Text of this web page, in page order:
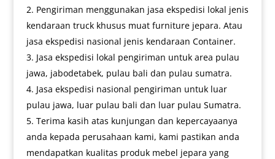
Pengiriman menggunakan jasa ekspedisi lokal jenis
kendaraan truck khusus muat furniture jepara. Atau
jasa ekspedisi nasional jenis kendaraan Container.
Jasa ekspedisi lokal pengiriman untuk area pulau
jawa, jabodetabek, pulau bali dan pulau sumatra.
Jasa ekspedisi nasional pengiriman untuk luar
pulau jawa, luar pulau bali dan luar pulau Sumatra.
Terima kasih atas kunjungan dan kepercayaanya
anda kepada perusahaan kami, kami pastikan anda
mendapatkan kualitas produk mebel jepara yang